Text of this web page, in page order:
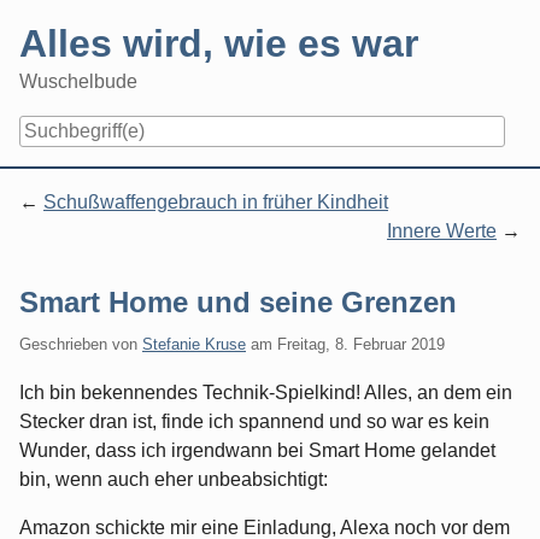
content
Alles wird, wie es war
Wuschelbude
Schußwaffengebrauch in früher Kindheit
Innere Werte
Smart Home und seine Grenzen
Geschrieben von Stefanie Kruse am Freitag, 8. Februar 2019
Ich bin bekennendes Technik-Spielkind! Alles, an dem ein
Stecker dran ist, finde ich spannend und so war es kein
Wunder, dass ich irgendwann bei Smart Home gelandet
bin, wenn auch eher unbeabsichtigt:
Amazon schickte mir eine Einladung, Alexa noch vor dem